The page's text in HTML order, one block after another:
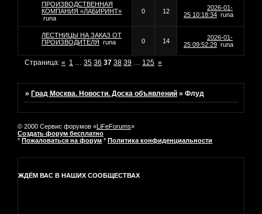
ПРОИЗВОДСТВЕННАЯ
КОМПАНИЯ «ЛАБИРИНТ»
runa
0 12
2026-01-
25 10:18:34 runa
ЛЕСТНИЦЫ НА ЗАКАЗ ОТ
ПРОИЗВОДИТЕЛЯ runa 0 14
2026-01-
25 09:52:29 runa
Страница:« 1 … 35 36 37 38 39 … 125 »
»Град Москва. Новости. Доска объявлений »Флуд
© 2000 Сервис форумов «LiFeForums»
Создать форум бесплатно
* Пожаловаться на форум * Политика конфиденциальности
ЖДЁМ ВАС В НАШИХ СООБЩЕСТВАХ